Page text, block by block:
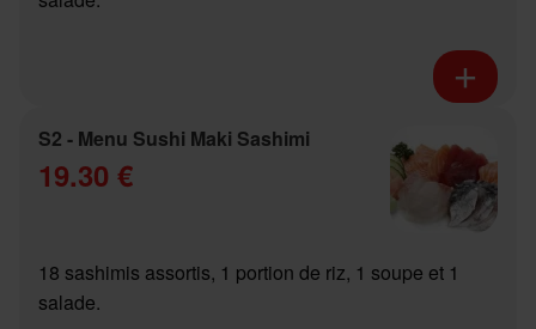
S2 - Menu Sushi Maki Sashimi
19.30 €
18 sashimis assortis, 1 portion de riz, 1 soupe et 1
salade.